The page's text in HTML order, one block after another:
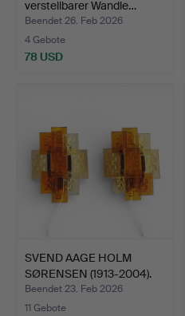
verstellbarer Wandle…
Beendet 26. Feb 2026
4 Gebote
78 USD
SVEND AAGE HOLM
SØRENSEN (1913-2004).
„Sku…
Beendet 23. Feb 2026
11 Gebote